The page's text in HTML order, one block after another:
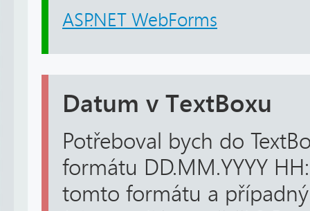
ASP.NET WebForms
Datum v TextBoxu
Potřeboval bych do
formátu DD.MM.YYYY
tomto formátu a